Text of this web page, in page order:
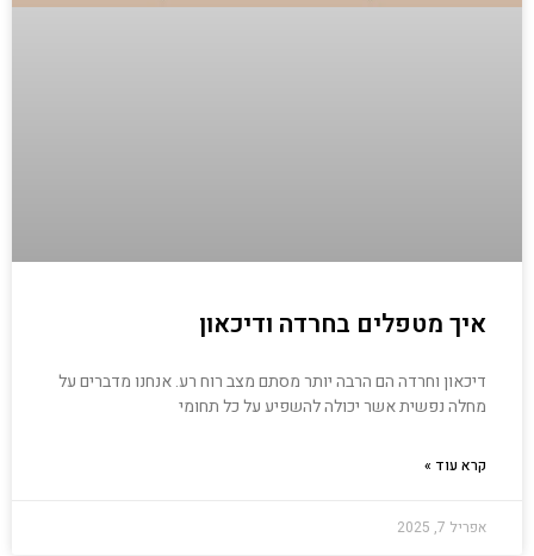
איך מטפלים בחרדה ודיכאון
דיכאון וחרדה הם הרבה יותר מסתם מצב רוח רע. אנחנו מדברים על
מחלה נפשית אשר יכולה להשפיע על כל תחומי
קרא עוד »
אפריל 7, 2025